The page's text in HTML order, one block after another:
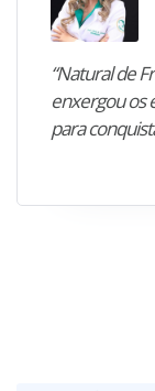
“Natural de
enxergou os
para